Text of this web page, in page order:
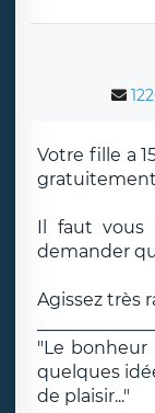
Votre fille a
Il faut vous
demander
Agissez très
"Le
quelques
de plaisir..."